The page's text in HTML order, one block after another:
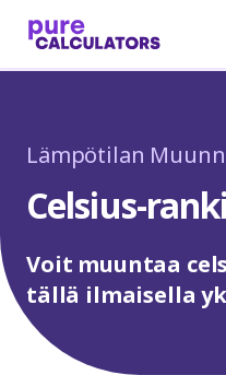
Lämpötilan
Celsius-
Voit muuntaa
tällä ilmaisella